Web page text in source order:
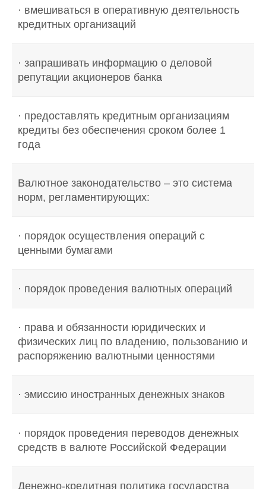
· вмешиваться в оперативную деятельность
кредитных организаций
· запрашивать информацию о деловой
репутации акционеров банка
· предоставлять кредитным организациям
кредиты без обеспечения сроком более 1
года
Валютное законодательство – это система
норм, регламентирующих:
· порядок осуществления операций с
ценными бумагами
· порядок проведения валютных операций
· права и обязанности юридических и
физических лиц по владению, пользованию и
распоряжению валютными ценностями
· эмиссию иностранных денежных знаков
· порядок проведения переводов денежных
средств в валюте Российской Федерации
Денежно-кредитная политика государства